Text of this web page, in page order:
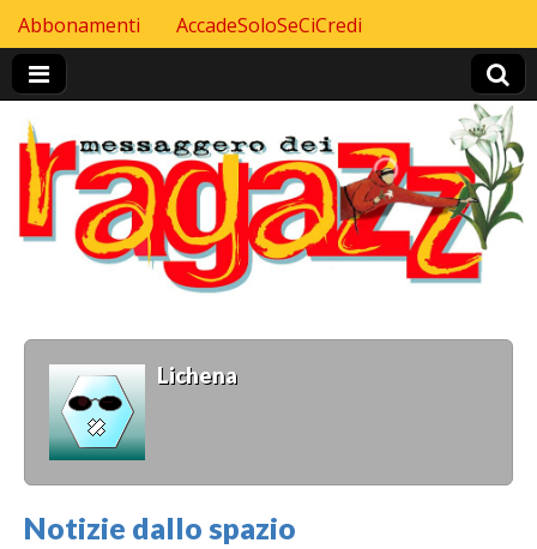
Header Top menu
Skip to content
Abbonamenti AccadeSoloSeCiCredi
Lichena
Notizie dallo spazio